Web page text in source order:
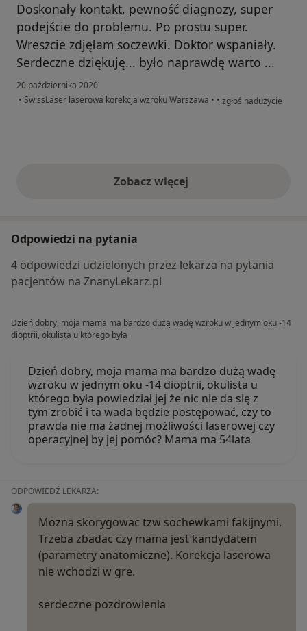
Doskonały kontakt, pewność diagnozy, super
podejście do problemu. Po prostu super.
Wreszcie zdjęłam soczewki. Doktor wspaniały.
Serdeczne dziękuję... było naprawdę warto ...
20 października 2020
• SwissLaser laserowa korekcja wzroku Warszawa • • w opinii użytkownika
zgłoś nadużycie
Zobacz więcejopinie powyżej
Odpowiedzi na pytania
4 odpowiedzi udzielonych przez lekarza na pytania
pacjentów na ZnanyLekarz.pl
Dzień dobry, moja mama ma bardzo dużą wadę wzroku w jednym oku -14
dioptrii, okulista u którego była
Dzień dobry, moja mama ma bardzo dużą wadę
wzroku w jednym oku -14 dioptrii, okulista u
którego była powiedział jej że nic nie da się z
tym zrobić i ta wada będzie postępować, czy to
prawda nie ma żadnej możliwości laserowej czy
operacyjnej by jej pomóc? Mama ma 54lata
ODPOWIEDŹ LEKARZA:
Mozna skorygowac tzw sochewkami fakijnymi.
Trzeba zbadac czy mama jest kandydatem
(parametry anatomiczne). Korekcja laserowa
nie wchodzi w gre.
serdeczne pozdrowienia